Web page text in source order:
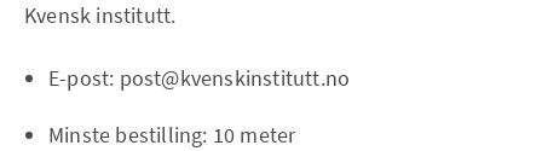
Kvensk institutt.
E-post: post@kvenskinstitutt.no
Minste bestilling: 10 meter